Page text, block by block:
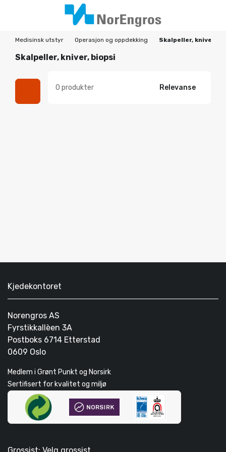
Medisinsk utstyr Operasjon og oppdekking Skalpeller, kniver,
Skalpeller, kniver, biopsi
0 produkter Relevanse
Kjedekontoret
Norengros AS
Fyrstikkallèen 3A
Postboks 6714 Etterstad
0609 Oslo
Medlem i Grønt Punkt og Norsirk
Sertifisert for kvalitet og miljø